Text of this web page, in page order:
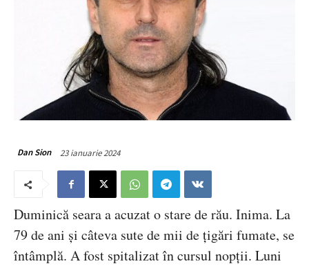
Dan Sion 23 ianuarie 2024
Duminică seara a acuzat o stare de rău. Inima. La
79 de ani și câteva sute de mii de țigări fumate, se
întâmplă. A fost spitalizat în cursul nopții. Luni